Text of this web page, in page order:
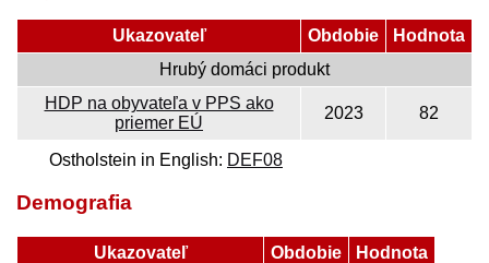
Ukazovateľ Obdobie
Hodnota
Hrubý domáci produkt
HDP na obyvateľa v PPS ako
priemer EÚ
2023 82
Ostholstein in English: DEF08
Demografia
Ukazovateľ Obdobie
Hodnota